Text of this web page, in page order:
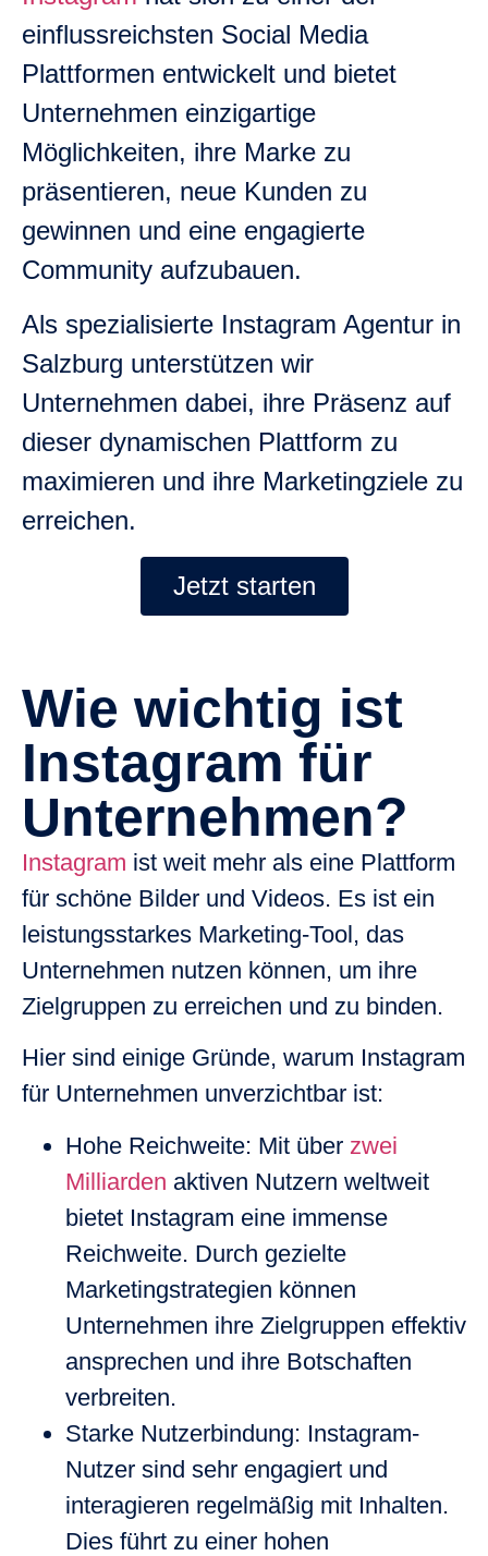
einflussreichsten Social Media
Plattformen entwickelt und bietet
Unternehmen einzigartige
Möglichkeiten, ihre Marke zu
präsentieren, neue Kunden zu
gewinnen und eine engagierte
Community aufzubauen.
Als spezialisierte Instagram Agentur in
Salzburg unterstützen wir
Unternehmen dabei, ihre Präsenz auf
dieser dynamischen Plattform zu
maximieren und ihre Marketingziele zu
erreichen.
Jetzt starten
Wie wichtig ist
Instagram für
Unternehmen?
Instagram ist weit mehr als eine Plattform
für schöne Bilder und Videos. Es ist ein
leistungsstarkes Marketing-Tool, das
Unternehmen nutzen können, um ihre
Zielgruppen zu erreichen und zu binden.
Hier sind einige Gründe, warum Instagram
für Unternehmen unverzichtbar ist:
Hohe Reichweite: Mit über zwei
Milliarden aktiven Nutzern weltweit
bietet Instagram eine immense
Reichweite. Durch gezielte
Marketingstrategien können
Unternehmen ihre Zielgruppen effektiv
ansprechen und ihre Botschaften
verbreiten.
Starke Nutzerbindung: Instagram-
Nutzer sind sehr engagiert und
interagieren regelmäßig mit Inhalten.
Dies führt zu einer hohen